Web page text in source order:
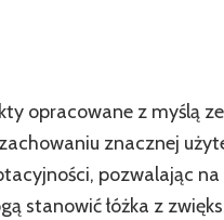
opracowane z myślą
znacznej
pozwalając
stanowić łóżka z